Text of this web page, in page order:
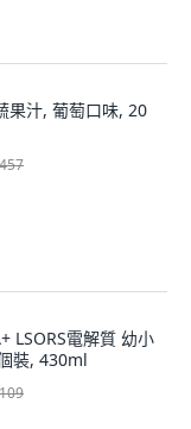
果汁, 葡萄口味, 20
LSORS電解質 幼小
裝, 430ml